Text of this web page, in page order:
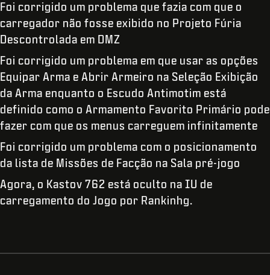
Foi corrigido um problema que fazia com que o
carregador não fosse exibido no Projeto Fúria
Descontrolada em DMZ
Foi corrigido um problema em que usar as opções
Equipar Arma e Abrir Armeiro na Seleção Exibição
da Arma enquanto o Escudo Antimotim está
definido como o Armamento Favorito Primário pode
fazer com que os menus carreguem infinitamente
Foi corrigido um problema com o posicionamento
da lista de Missões de Facção na Sala pré-jogo
Agora, o Kastov 762 está oculto na IU de
carregamento do Jogo por Rankinhg.